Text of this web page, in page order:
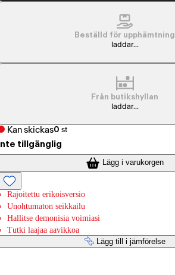
Beställd för upphämtning
laddar...
Från butikshyllan
laddar...
Kan skickas0 st
Inte tillgänglig
Lägg i varukorgen
Rajoitettu erikoisversio
Unohtumaton seikkailu
Hallitse demonisia voimiasi
Tutki laajaa aavikkoa
Lägg till i jämförelse